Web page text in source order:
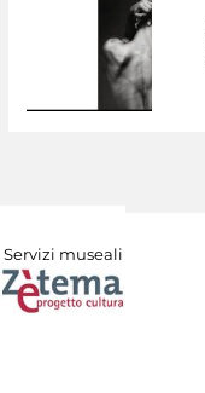
Servizi museali